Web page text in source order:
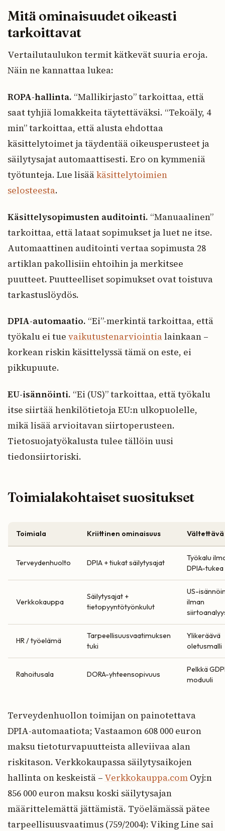
Mitä ominaisuudet oikeasti
tarkoittavat
Vertailutaulukon termit kätkevät suuria eroja.
Näin ne kannattaa lukea:
ROPA-hallinta. “Mallikirjasto” tarkoittaa, että
saat tyhjiä lomakkeita täytettäväksi. “Tekoäly, 4
min” tarkoittaa, että alusta ehdottaa
käsittelytoimet ja täydentää oikeusperusteet ja
säilytysajat automaattisesti. Ero on kymmeniä
työtunteja. Lue lisääkäsittelytoimien
selosteesta.
Käsittelysopimusten auditointi. “Manuaalinen”
tarkoittaa, että lataat sopimukset ja luet ne itse.
Automaattinen auditointi vertaa sopimusta 28
artiklan pakollisiin ehtoihin ja merkitsee
puutteet. Puutteelliset sopimukset ovat toistuva
tarkastuslöydös.
DPIA-automaatio. “Ei”-merkintä tarkoittaa, että
työkalu ei tue vaikutustenarviointialainkaan –
korkean riskin käsittelyssä tämä on este, ei
pikkupuute.
EU-isännöinti. “Ei (US)” tarkoittaa, että työkalu
itse siirtää henkilötietoja EU:n ulkopuolelle,
mikä lisää arvioitavan siirtoperusteen.
Tietosuojatyökalusta tulee tällöin uusi
tiedonsiirtoriski.
Toimialakohtaiset suositukset
Toimiala Kriittinen ominaisuus Vältettävä
Terveydenhuolto DPIA + tiukat säilytysajat
Työkalu
DPIA-tukea
Verkkokauppa
Säilytysajat +
tietopyyntötyönkulut
US-
ilman
HR / työelämä
Tarpeellisuusvaatimuksen
tuki
Ylikeräävä
oletusmalli
Rahoitusala DORA-yhteensopivuus
Pelkkä
moduuli
Terveydenhuollon toimijan on painotettava
DPIA-automaatiota; Vastaamon 608 000 euron
maksu tietoturvapuutteista alleviivaa alan
riskitason. Verkkokaupassa säilytysaikojen
hallinta on keskeistä – Verkkokauppa.com Oyj:n
856 000 euron maksu koski säilytysajan
määrittelemättä jättämistä. Työelämässä pätee
tarpeellisuusvaatimus (759/2004): Viking Line sai